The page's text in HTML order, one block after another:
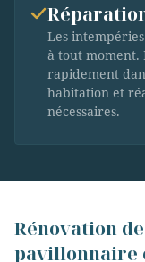
Les
à tout
rapidement
habitation et
nécessaires.
Rénovation
pavillonnaire